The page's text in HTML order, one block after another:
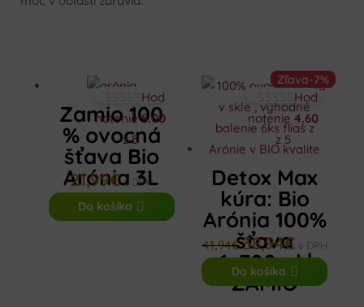
Zamio 100
% ovocná
šťava Bio
Arónia 3L
Hod
notenie5.00
z 5
21,99€s DPH
Do košíka
Zľava-7%
Detox Max
kúra: Bio
Arónia 100%
šťava
6x700ml |
ZAMIO
Hod
notenie 4.60
z 5
41,94€Pôvodná
cena
bola:
38,94€Aktuálna
cena
je:
s DPH
Do košíka